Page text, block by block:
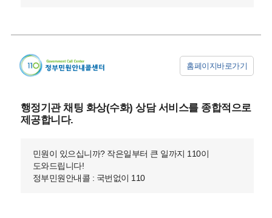
홈페이지바로가기
행정기관 채팅 화상(수화) 상담 서비스를 종합적으로
제공합니다.
민원이 있으십니까? 작은일부터 큰 일까지 110이
도와드립니다!
정부민원안내콜 : 국번없이 110